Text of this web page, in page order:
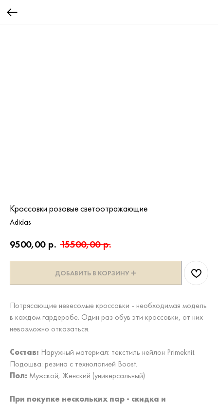
Кроссовки розовые светоотражающие
Adidas
9500,00 р. 15500,00 р.
ДОБАВИТЬ В КОРЗИНУ ➕
Потрясающие невесомые кроссовки - необходимая модель
в каждом гардеробе. Один раз обув эти кроссовки, от них
невозможно отказаться.
Состав: Наружный материал: текстиль нейлон Primeknit.
Подошва: резина с технологией Boost.
Пол: Мужской; Женский (универсальный)
При покупке нескольких пар - скидка и